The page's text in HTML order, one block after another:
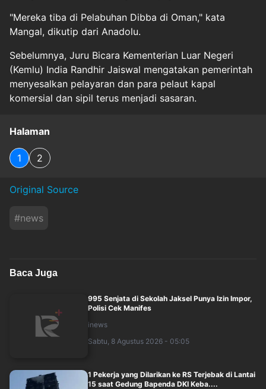
"Mereka tiba di Pelabuhan Dibba di Oman," kata
Mangal, dikutip dari Anadolu.
Sebelumnya, Juru Bicara Kementerian Luar Negeri
(Kemlu) India Randhir Jaiswal mengatakan pemerintah
menyesalkan pelayaran dan para pelaut kapal
komersial dan sipil terus menjadi sasaran.
Halaman
1 2
Original Source
#news
Baca Juga
995 Senjata di Sekolah Jaksel Punya Izin Impor,
Polisi Cek Manifes
inews
Sabtu, 8 Agustus 2026 - 05:05
1 Pekerja yang Dilarikan ke RS Terjebak di Lantai
15 saat Gedung Bapenda DKI Keba....